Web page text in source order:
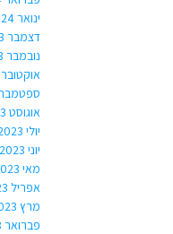
ינואר 2024
דצמבר 2023
נובמבר 2023
אוקטובר 2023
ספטמבר
אוגוסט 2023
יולי 2023
יוני 2023
מאי 2023
אפריל 2023
מרץ 2023
פברואר 2023